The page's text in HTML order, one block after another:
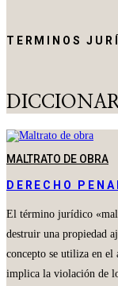
TERMINOS
MALTRATO DE OBRA
DERECHO
El término jurídico
destruir una propiedad
concepto se utiliza en
implica la violación de